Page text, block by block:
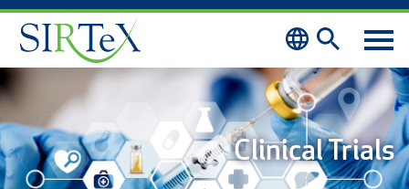
Skip to content
Clinical Trials